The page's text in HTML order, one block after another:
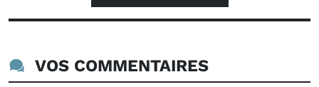
VOS COMMENTAIRES